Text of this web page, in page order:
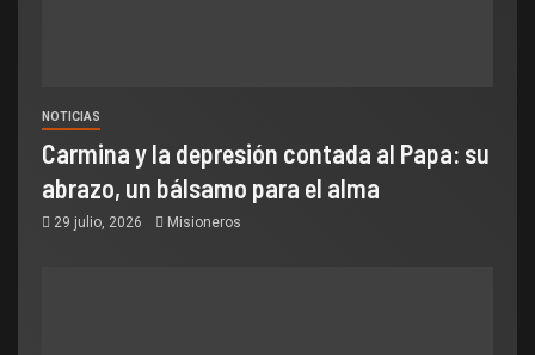
NOTICIAS
Carmina y la depresión contada al Papa: su
abrazo, un bálsamo para el alma
29 julio, 2026 Misioneros